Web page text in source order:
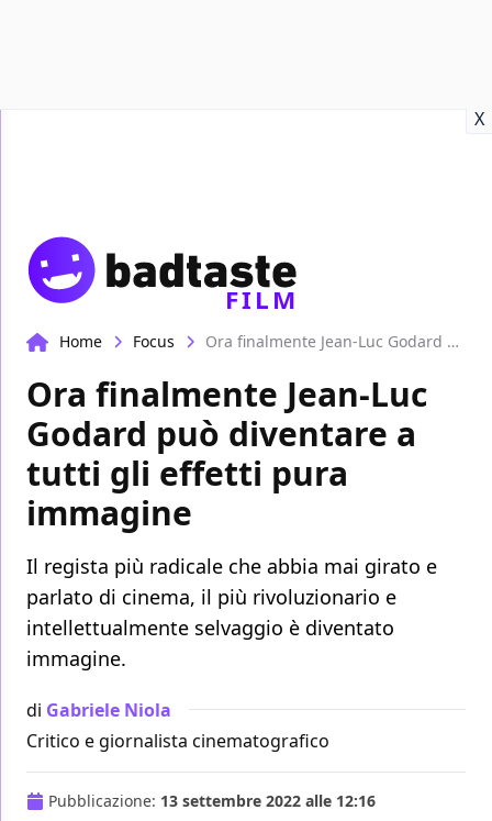
X
FILM
Home Focus Ora finalmente Jean-Luc Godard può diventare a tutti gli effetti pura immagine
Ora finalmente Jean-Luc
Godard può diventare a
tutti gli effetti pura
immagine
Il regista più radicale che abbia mai girato e
parlato di cinema, il più rivoluzionario e
intellettualmente selvaggio è diventato
immagine.
di Gabriele Niola
Critico e giornalista cinematografico
Pubblicazione: 13 settembre 2022 alle 12:16